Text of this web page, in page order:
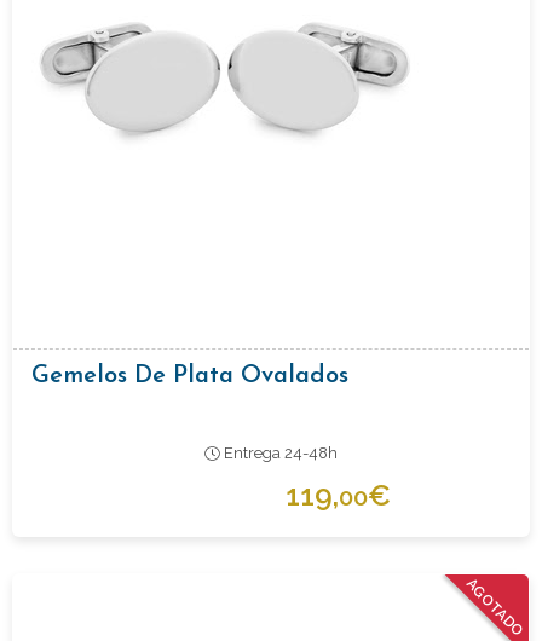
Gemelos De Plata Ovalados
Entrega 24-48h
119,00€
AGOTADO